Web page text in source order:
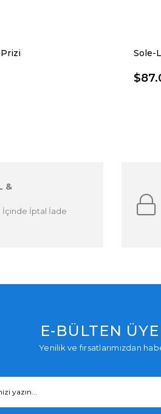
&
İçinde İptal İade
E-BÜLTEN
Yenilik ve fırsatlarımızdan